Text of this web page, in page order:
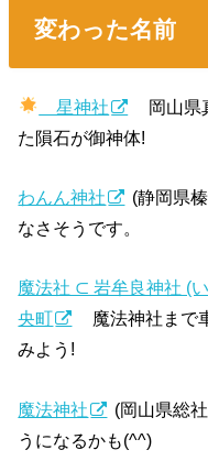
変わった名前
星神社
岡山県
た隕石が御神体!
わんん神社 (静岡県
なさそうです。
魔法社 ⊂ 岩牟良神社 (
央町
魔法神社まで
みよう!
魔法神社
(岡山県総
うになるかも(^^)